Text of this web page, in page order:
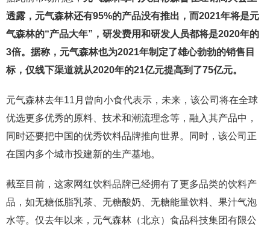
透露，元气森林还有95%的产品没有推出，而2021年将是元
气森林的“产品大年”，研发费用和研发人员都将是2020年的
3倍。据称，元气森林也为2021年制定了雄心勃勃的销售目
标，仅线下渠道就从2020年的21亿元提高到了75亿元。
元气森林去年11月曾向小食代表示，未来，该公司将在全球
优选更多优秀的原料、技术和潮流理念等，融入其产品中，
同时还要把中国的优秀饮料品牌推向世界。同时，该公司正
在国内多个城市投建新的生产基地。
截至目前，这家网红饮料品牌已经拥有了更多品类的饮料产
品，如无糖低脂乳茶、无糖酸奶、无糖能量饮料、果汁气泡
水等。仅去年以来，元气森林（北京）食品科技集团有限公